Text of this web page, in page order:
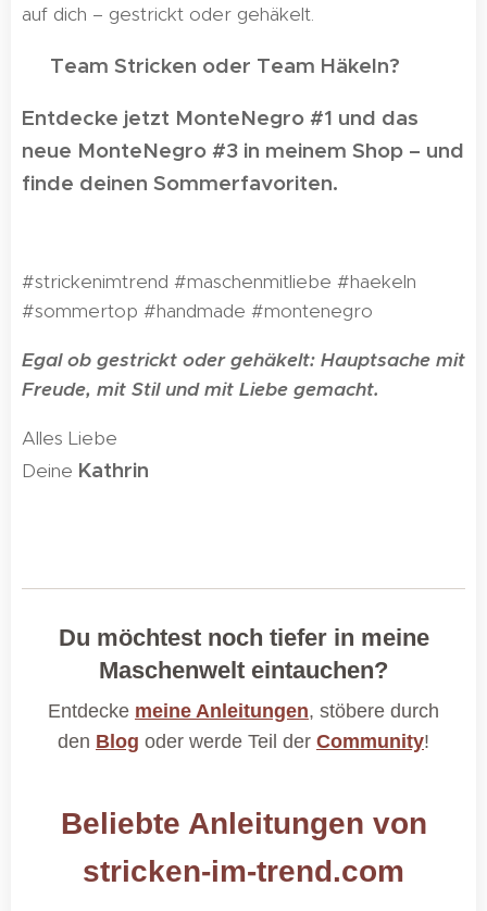
auf dich – gestrickt oder gehäkelt.
Team Stricken oder Team Häkeln?
Entdecke jetzt MonteNegro #1 und das
neue MonteNegro #3 in meinem Shop – und
finde deinen Sommerfavoriten.
#strickenimtrend #maschenmitliebe #haekeln
#sommertop #handmade #montenegro
Egal ob gestrickt oder gehäkelt: Hauptsache mit
Freude, mit Stil und mit Liebe gemacht.
Alles Liebe
Deine Kathrin
Du möchtest noch tiefer in meine
Maschenwelt eintauchen?
Entdecke meine Anleitungen, stöbere durch
den Blog oder werde Teil der Community!
Beliebte Anleitungen von
stricken-im-trend.com